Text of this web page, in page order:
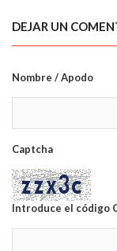
DEJAR UN
Nombre / Apodo
Captcha
Introduce el código